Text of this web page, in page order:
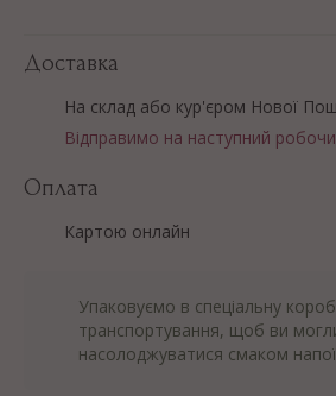
Доставка
На склад або кур'єром Нової
Відправимо на наступний
Оплата
Картою онлайн
Упаковуємо в спеціальну
транспортування, щоб ви
насолоджуватися смаком